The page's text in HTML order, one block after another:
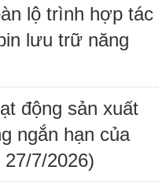
lộ trình hợp tác
lưu trữ năng
động sản xuất
ngắn hạn của
7/2026)